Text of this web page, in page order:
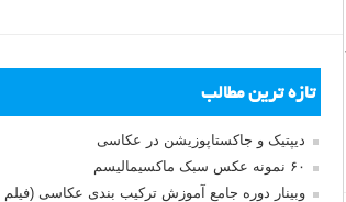
تازه ترین مطالب
دیپتیک و جاکستا‌پوزیشن در عکاسی
۶۰ نمونه عکس سبک ماکسیمالیسم
وبینار دوره جامع آموزش ترکیب بندی عکاسی (فیلم